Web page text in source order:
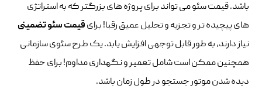
باشد. قیمت سئو می تواند برای پروژه های بزرگتر که به استراتژی
های پیچیده تر و تجزیه و تحلیل عمیق رقبا! برایقیمت سئو تضمینی
نیاز دارند، به طور قابل توجهی افزایش یابد. یک طرح سئوی سازمانی
همچنین ممکن است شامل تعمیر و نگهداری مداوم! برای حفظ
دیده شدن موتور جستجو در طول زمان باشد.